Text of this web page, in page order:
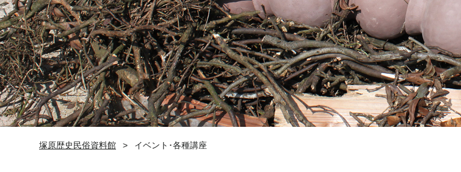
塚原歴史民俗資料館 イベント･各種講座